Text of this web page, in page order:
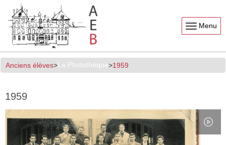
Menu
Anciens élèves La Photothèque 1959
1959